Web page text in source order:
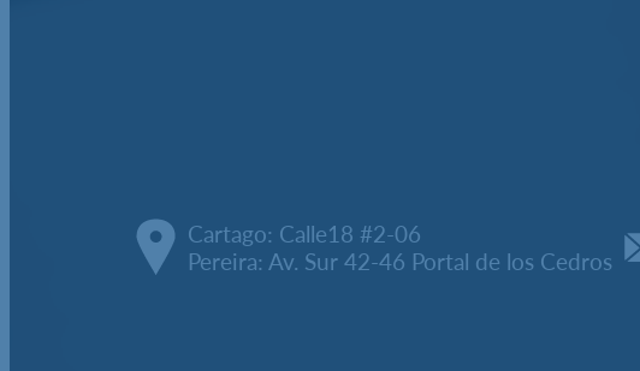
Cartago: Calle18 #2-06
Pereira: Av. Sur 42-46 Portal de los Cedros